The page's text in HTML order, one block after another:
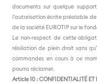
documents sur quelque
l’autorisation écrite préalable
de la société EUROTIP sur le
Le non-respect de cette
résiliation de plein droit sans
commandes en cours à ce
pourra réclamer.
Article 10 : CONFIDENTIALITÉ ET